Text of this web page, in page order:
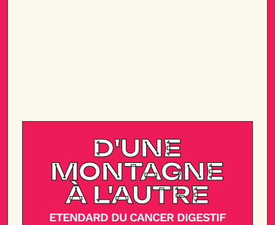
D'UNE
MONTAGNE
À L'AUTRE
ETENDARD DU CANCER DIGESTIF